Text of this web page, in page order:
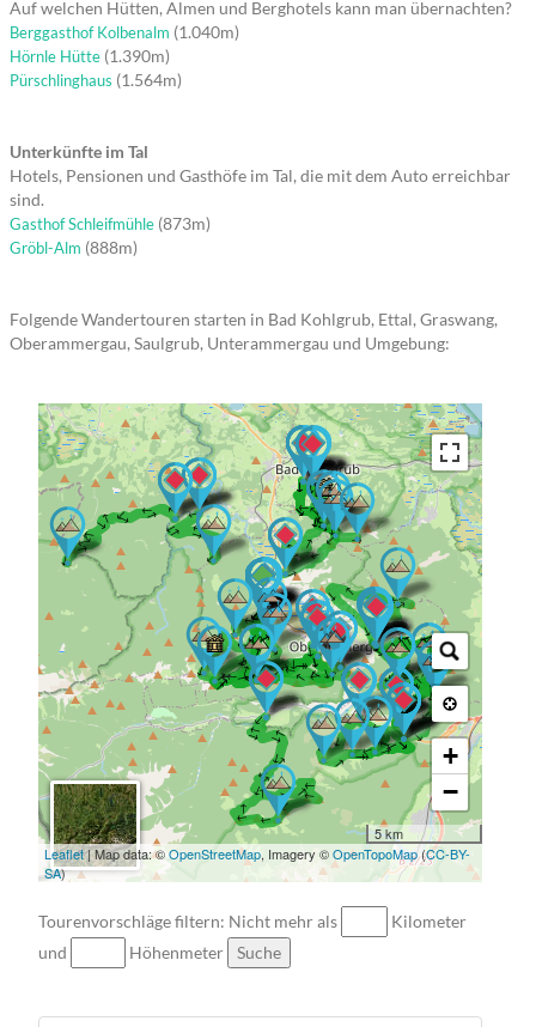
Auf welchen Hütten, Almen und Berghotels kann man übernachten?
Berggasthof Kolbenalm (1.040m)
Hörnle Hütte (1.390m)
Pürschlinghaus (1.564m)
Unterkünfte im Tal
Hotels, Pensionen und Gasthöfe im Tal, die mit dem Auto erreichbar
sind.
Gasthof Schleifmühle (873m)
Gröbl-Alm (888m)
Folgende Wandertouren starten in Bad Kohlgrub, Ettal, Graswang,
Oberammergau, Saulgrub, Unterammergau und Umgebung:
→ → → →
→ → → → →
→ → → → → → → → →
→ → → → →
→ → → → → →
→ → → → → → → →
→ → → → → → → → → → → → → → → → → →
→ → → →
→ → → → → → → → → → → → → → → → →
→ → → → → → →
→ → → → → → →→ → →
→ → → → → → →
→ → →
→ → → → → → → →
→ → → → → → → → → →
→ → → → → → → → → → →
→ → → → →
→ →
→ → → → → → → → →
→ → → → → → → → → → → → → → → → → → →
→ → → → →
→ → → → →
+
−
5 km
Leaflet| Map data: ©OpenStreetMap, Imagery ©OpenTopoMap(CC-BY-
SA)
Tourenvorschläge filtern: Nicht mehr als
Kilometer
und
Höhenmeter Suche